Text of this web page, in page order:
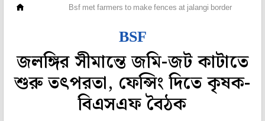
Bsf met farmers to make fences at jalangi border
BSF
জলঙ্গির সীমান্তে জমি-জট কাটাতে
শুরু তৎপরতা, ফেন্সিং দিতে কৃষক-
বিএসএফ বৈঠক